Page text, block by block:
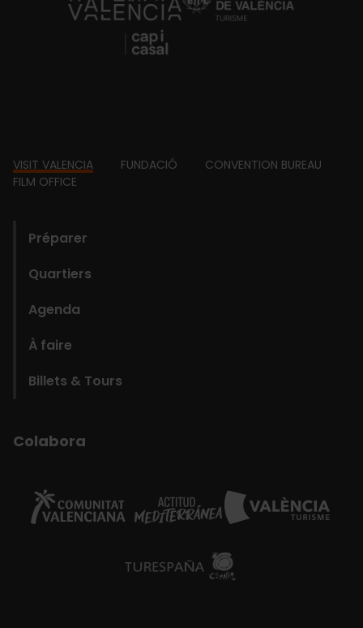
https://fundacion.visitvalencia.com/
Footer
VISIT VALENCIA FUNDACIÓ
CONVENTION BUREAU
FILM OFFICE
Préparer
Quartiers
Agenda
À faire
Billets & Tours
Colabora